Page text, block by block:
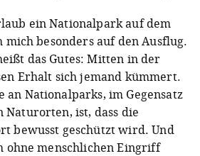
ein Nationalpark auf dem
besonders auf den Ausflug.
das Gutes: Mitten in der
Erhalt sich jemand kümmert.
an Nationalparks, im Gegensatz
Naturorten, ist, dass die
bewusst geschützt wird. Und
ohne menschlichen Eingriff